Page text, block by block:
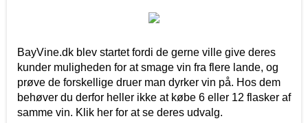
BayVine.dk blev startet fordi de gerne ville give deres
kunder muligheden for at smage vin fra flere lande, og
prøve de forskellige druer man dyrker vin på. Hos dem
behøver du derfor heller ikke at købe 6 eller 12 flasker af
samme vin. Klik her for at se deres udvalg.